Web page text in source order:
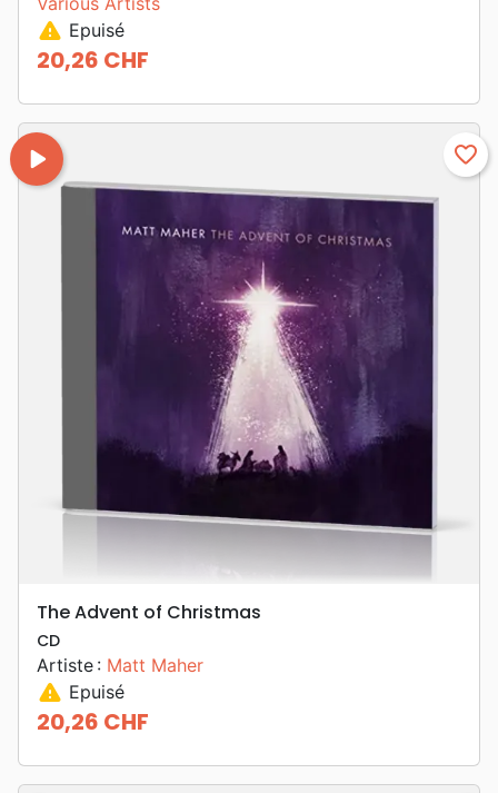
warning Epuisé
Prix
20,26 CHF
play_arrow favorite_border
The Advent of Christmas
CD
Artiste : Matt Maher
warning Epuisé
Prix
20,26 CHF